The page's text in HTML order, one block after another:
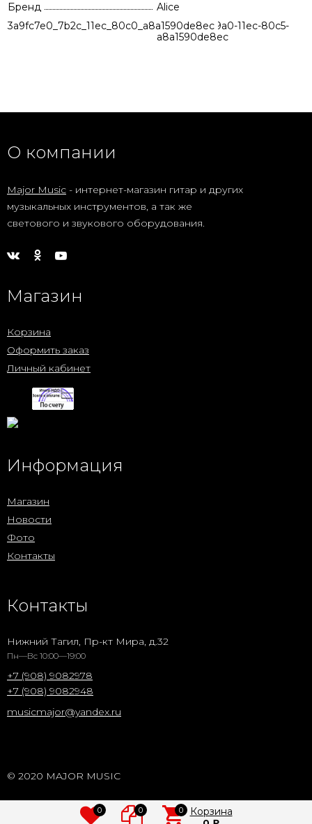
Бренд
Alice
3a9fc7e0_7b2c_11ec_80c0_a8a1590de8ec6ae002c2-89a0-11ec-80c5-
a8a1590de8ec
О компании
Major Music - интернет-магазин гитар и других
музыкальных инструментов, а так же
светового и звукового оборудования.
Магазин
Корзина
Оформить заказ
Личный кабинет
Информация
Магазин
Новости
Фото
Контакты
Контакты
Нижний Тагил, Пр-кт Мира, д.32
Пн—Вс 10:00—19:00
+7 (908) 9082978
+7 (908) 9082948
musicmajor@yandex.ru
© 2020 MAJOR MUSIC
0 0 0 Корзина